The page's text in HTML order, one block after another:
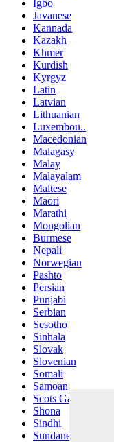
Igbo
Javanese
Kannada
Kazakh
Khmer
Kurdish
Kyrgyz
Latin
Latvian
Lithuanian
Luxembou..
Macedonian
Malagasy
Malay
Malayalam
Maltese
Maori
Marathi
Mongolian
Burmese
Nepali
Norwegian
Pashto
Persian
Punjabi
Serbian
Sesotho
Sinhala
Slovak
Slovenian
Somali
Samoan
Scots Gaelic
Shona
Sindhi
Sundanese